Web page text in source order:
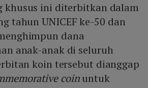
khusus ini diterbitkan dalam
tahun UNICEF ke-50 dan
dana
anak-anak di seluruh
koin tersebut dianggap
coinuntuk